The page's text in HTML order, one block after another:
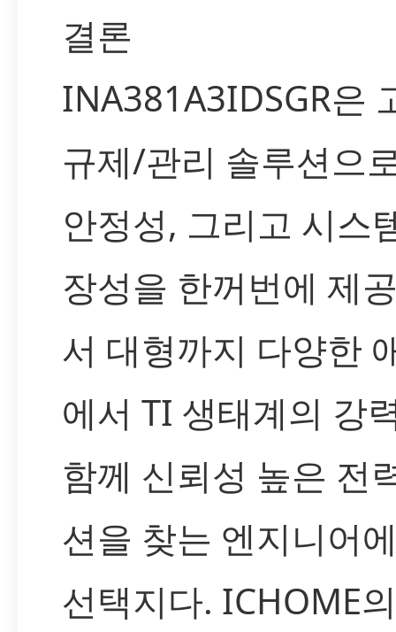
결론
INA381A3IDSGR은
규제/관리 솔루션으
안정성, 그리고 시스
장성을 한꺼번에 제
서 대형까지 다양한
에서 TI 생태계의 강
함께 신뢰성 높은 전
션을 찾는 엔지니어
선택지다. ICHOME